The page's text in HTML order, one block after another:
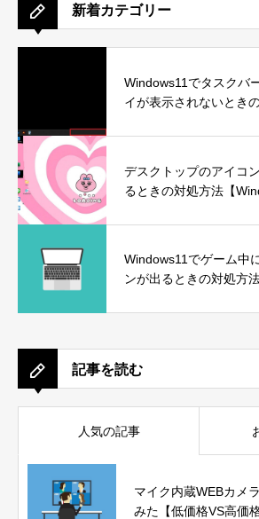
新着カテゴリー
Windows11でタスクバ
イが表示されないとき
デスクトップのアイコ
るときの対処方法【
Windows11でゲーム中
ンが出るときの対処方
記事を読む
人気の記事
マイク内蔵WEBカメ
みた【低価格VS高価格